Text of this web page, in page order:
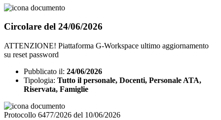
Circolare del 24/06/2026
ATTENZIONE! Piattaforma G-Workspace ultimo aggiornamento
su reset password
Pubblicato il: 24/06/2026
Tipologia: Tutto il personale, Docenti, Personale ATA,
Riservata, Famiglie
Protocollo 6477/2026 del 10/06/2026